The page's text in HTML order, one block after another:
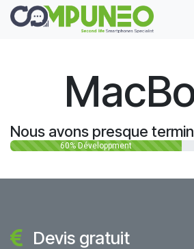
Se rendre au contenu
Nous avons presque
60% Développment
Devis gratuit